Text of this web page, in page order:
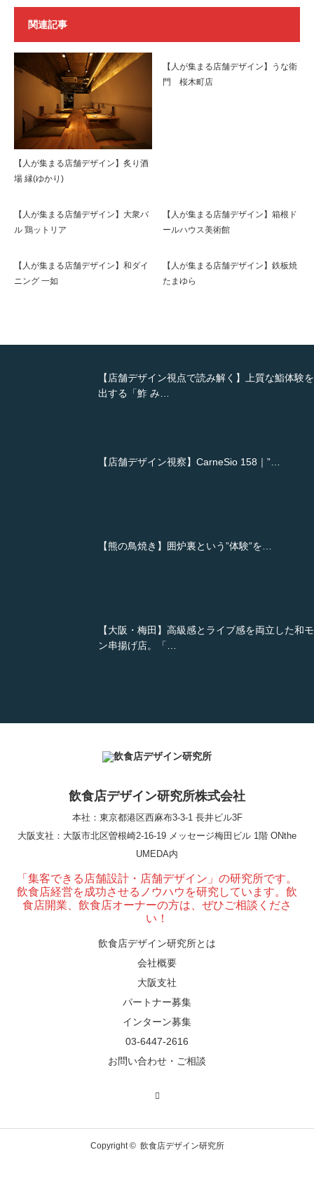
関連記事
【人が集まる店舗デザイン】炙り酒
場 縁(ゆかり)
【人が集まる店舗デザイン】うな衛
門 桜木町店
【人が集まる店舗デザイン】大衆バ
ル 鶏ットリア
【人が集まる店舗デザイン】箱根ド
ールハウス美術館
【人が集まる店舗デザイン】和ダイ
ニング 一如
【人が集まる店舗デザイン】鉄板焼
たまゆら
【店舗デザイン視点で読み解く】上質な鮨体験
出する「鮓 み…
【店舗デザイン視察】CarneSio 158｜”…
【熊の鳥焼き】囲炉裏という”体験”を…
【大阪・梅田】高級感とライブ感を両立した和
ン串揚げ店。「…
【鎌倉・小町通り】とんかつ小満ちに学ぶ、老
んかつ店舗デザ…
東京・麻布十番｜バーの“後ろ”に客席！？秀逸な
舗デザイン
広島・胡町 接待・地元料理・個室の距離感から
ぶ“憩”【店舗…
飲食店デザイン研究所株式会社
本社：東京都港区西麻布3-3-1 長井ビル3F
大阪支社 ：大阪市北区曽根崎2-16-19 メッセージ梅田ビル 1階 ONthe
UMEDA内
「集客できる店舗設計・店舗デザイン」の研究所です。
飲食店経営を成功させるノウハウを研究しています。飲
食店開業、飲食店オーナーの方は、ぜひご相談くださ
い！
飲食店デザイン研究所とは
会社概要
大阪支社
パートナー募集
インターン募集
03-6447-2616
お問い合わせ・ご相談
Copyright © 飲食店デザイン研究所